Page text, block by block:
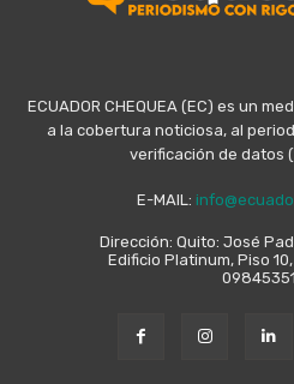
ECUADOR CHEQUEA (EC) es un
a la cobertura noticiosa, al
verificación de datos
E-MAIL:
Dirección: Quito: José
Edificio Platinum, Piso